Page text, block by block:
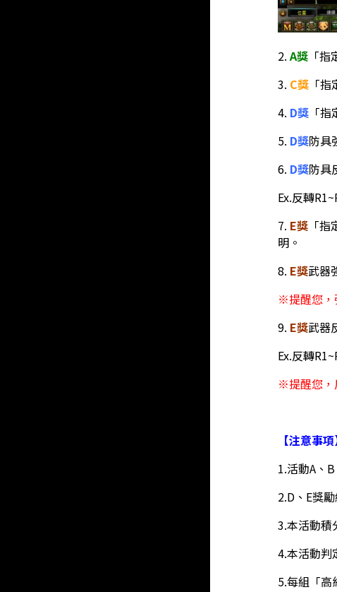
2.A獎 「
3. C獎 「
4. D獎 「
5. D獎防具
6. D獎防具
Ex.反轉
7. E獎 「
明。
8. E獎武器
※提醒您，
9. E獎武器
Ex.反轉
※提醒您，
【注意事項
1.活動A、
2.D、E獎
3.本活動積
4.本活動判
5.每組「高